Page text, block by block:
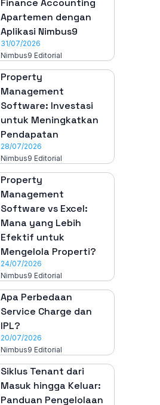
Finance Accounting
Apartemen dengan
Aplikasi Nimbus9
31/07/2026
Nimbus9 Editorial
Property
Management
Software: Investasi
untuk Meningkatkan
Pendapatan
28/07/2026
Nimbus9 Editorial
Property
Management
Software vs Excel:
Mana yang Lebih
Efektif untuk
Mengelola Properti?
24/07/2026
Nimbus9 Editorial
Apa Perbedaan
Service Charge dan
IPL?
20/07/2026
Nimbus9 Editorial
Siklus Tenant dari
Masuk hingga Keluar:
Panduan Pengelolaan